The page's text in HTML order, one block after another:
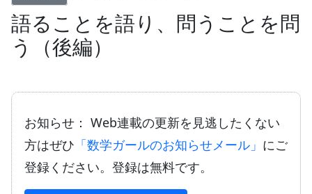
語ることを語り、問うことを問
う（後編）
お知らせ： Web連載の更新を見逃したくない
方はぜひ 「数学ガールのお知らせメール」 にご
登録ください。登録は無料です。